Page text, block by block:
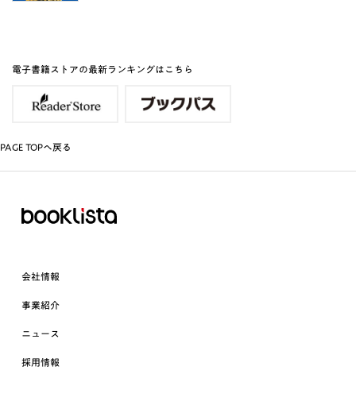
電子書籍ストアの最新ランキングはこちら
PAGE TOPへ戻る
会社情報
事業紹介
ニュース
採用情報